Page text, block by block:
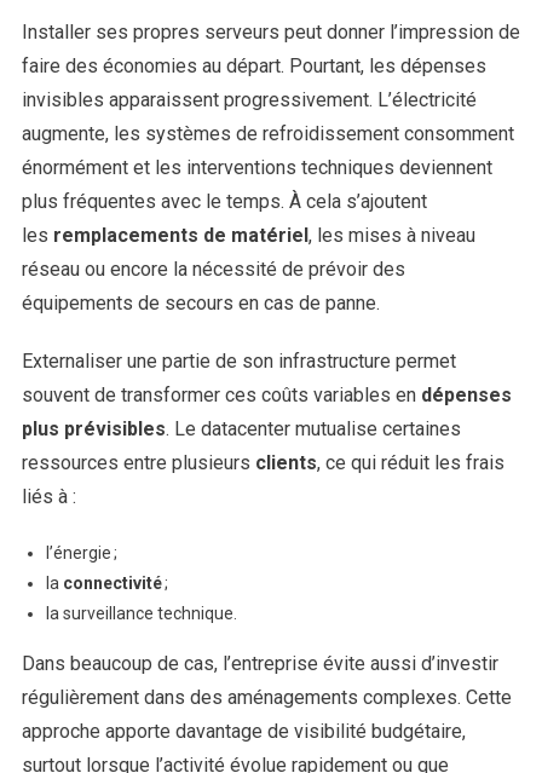
Installer ses propres serveurs peut donner l’impression de
faire des économies au départ. Pourtant, les dépenses
invisibles apparaissent progressivement. L’électricité
augmente, les systèmes de refroidissement consomment
énormément et les interventions techniques deviennent
plus fréquentes avec le temps. À cela s’ajoutent
les remplacements de matériel , les mises à niveau
réseau ou encore la nécessité de prévoir des
équipements de secours en cas de panne.
Externaliser une partie de son infrastructure permet
souvent de transformer ces coûts variables en dépenses
plus prévisibles. Le datacenter mutualise certaines
ressources entre plusieurs clients, ce qui réduit les frais
liés à :
l’énergie ;
la connectivité;
la surveillance technique.
Dans beaucoup de cas, l’entreprise évite aussi d’investir
régulièrement dans des aménagements complexes. Cette
approche apporte davantage de visibilité budgétaire,
surtout lorsque l’activité évolue rapidement ou que